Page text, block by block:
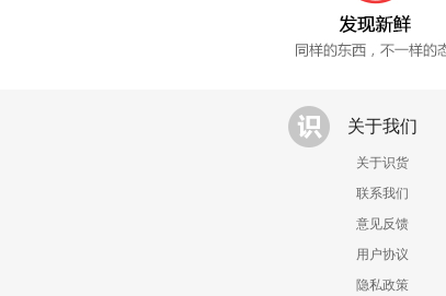
关于我们
关于识货
联系我们
意见反馈
用户协议
隐私政策